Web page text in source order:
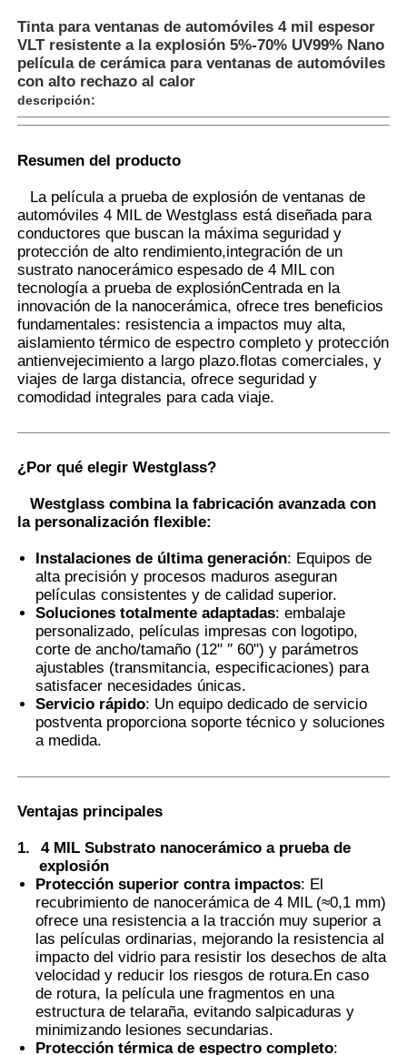
Inicio
Sobre nosotros
Visita a la fábrica
Control de Calidad
Contacto
noticias
Todos los casos
Solicitar una cotización
Película de la protección de la pintura del coche
Película PDLC inteligente
Película fotocromática
Tinta para ventanas de automóviles
Vidrio Pdlc inteligente
Película PNLC
Intercapa de vidrio laminado PVB
Tinta para ventanas de automóviles 4 mil espesor
VLT resistente a la explosión 5%-70% UV99% Nano
película de cerámica para ventanas de automóviles
con alto rechazo al calor
descripción:
Resumen del producto
La película a prueba de explosión de ventanas de
automóviles 4 MIL de Westglass está diseñada para
conductores que buscan la máxima seguridad y
protección de alto rendimiento,integración de un
sustrato nanocerámico espesado de 4 MIL con
tecnología a prueba de explosiónCentrada en la
innovación de la nanocerámica, ofrece tres beneficios
fundamentales: resistencia a impactos muy alta,
aislamiento térmico de espectro completo y protección
antienvejecimiento a largo plazo.flotas comerciales, y
viajes de larga distancia, ofrece seguridad y
comodidad integrales para cada viaje.
¿Por qué elegir Westglass?
Westglass combina la fabricación avanzada con
la personalización flexible:
Instalaciones de última generación: Equipos de
alta precisión y procesos maduros aseguran
películas consistentes y de calidad superior.
Soluciones totalmente adaptadas: embalaje
personalizado, películas impresas con logotipo,
corte de ancho/tamaño (12" ′′ 60") y parámetros
ajustables (transmitancia, especificaciones) para
satisfacer necesidades únicas.
Servicio rápido: Un equipo dedicado de servicio
postventa proporciona soporte técnico y soluciones
a medida.
Ventajas principales
1.
4 MIL Substrato nanocerámico a prueba de
explosión
Protección superior contra impactos: El
recubrimiento de nanocerámica de 4 MIL (≈0,1 mm)
ofrece una resistencia a la tracción muy superior a
las películas ordinarias, mejorando la resistencia al
impacto del vidrio para resistir los desechos de alta
velocidad y reducir los riesgos de rotura.En caso
de rotura, la película une fragmentos en una
estructura de telaraña, evitando salpicaduras y
minimizando lesiones secundarias.
Protección térmica de espectro completo: